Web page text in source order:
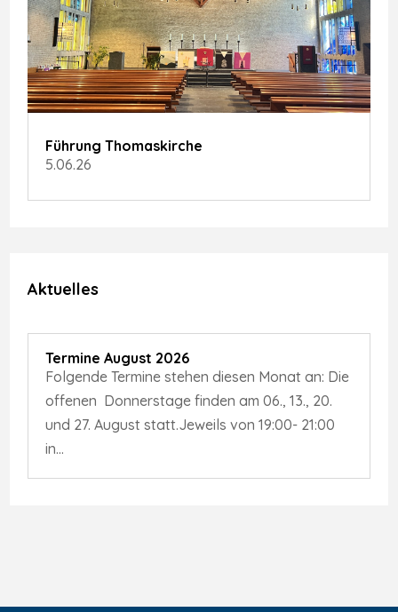
Führung Thomaskirche
5.06.26
Aktuelles
Termine August 2026
Folgende Termine stehen diesen Monat an: Die
offenen Donnerstage finden am 06., 13., 20.
und 27. August statt.Jeweils von 19:00- 21:00
in...